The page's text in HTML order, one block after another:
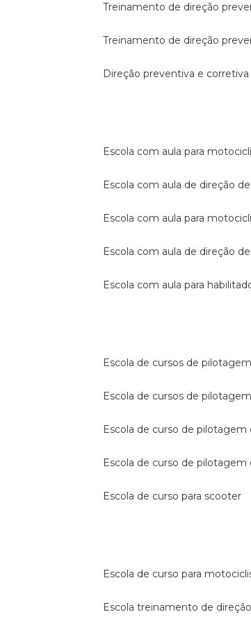
treinamento de direção
treinamento de direção
direção preventiva e corretiva
escola com aula para
escola com aula de direção
escola com aula para
escola com aula de direção
escola com aula para
escola de cursos de
escola de cursos de
escola de curso de
escola de curso de
escola de curso para scooter
escola de curso para
escola treinamento de